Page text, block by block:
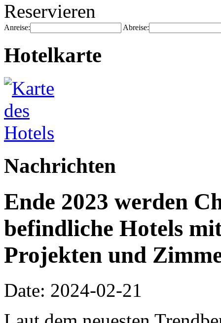
Reservieren
Anreise: Abreise:
Hotelkarte
Nachrichten
Ende 2023 werden
befindliche Hotels
Projekten und
Date: 2024-02-21